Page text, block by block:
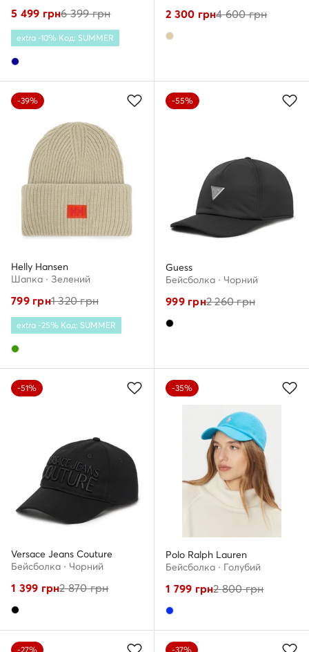
5 499 грн6 399грн
extra -10% Код: SUMMER
2 300 грн4 600грн
-39%
Helly Hansen
Шапкa · Зелений
799грн1 320грн
extra -25% Код: SUMMER
-55%
Guess
Бейсболка · Чорний
999грн2 260грн
-51%
Versace Jeans Couture
Бейсболка · Чорний
1 399 грн2 870грн
-35%
Polo Ralph Lauren
Бейсболка · Голубий
1 799 грн2 800грн
-27% -37%